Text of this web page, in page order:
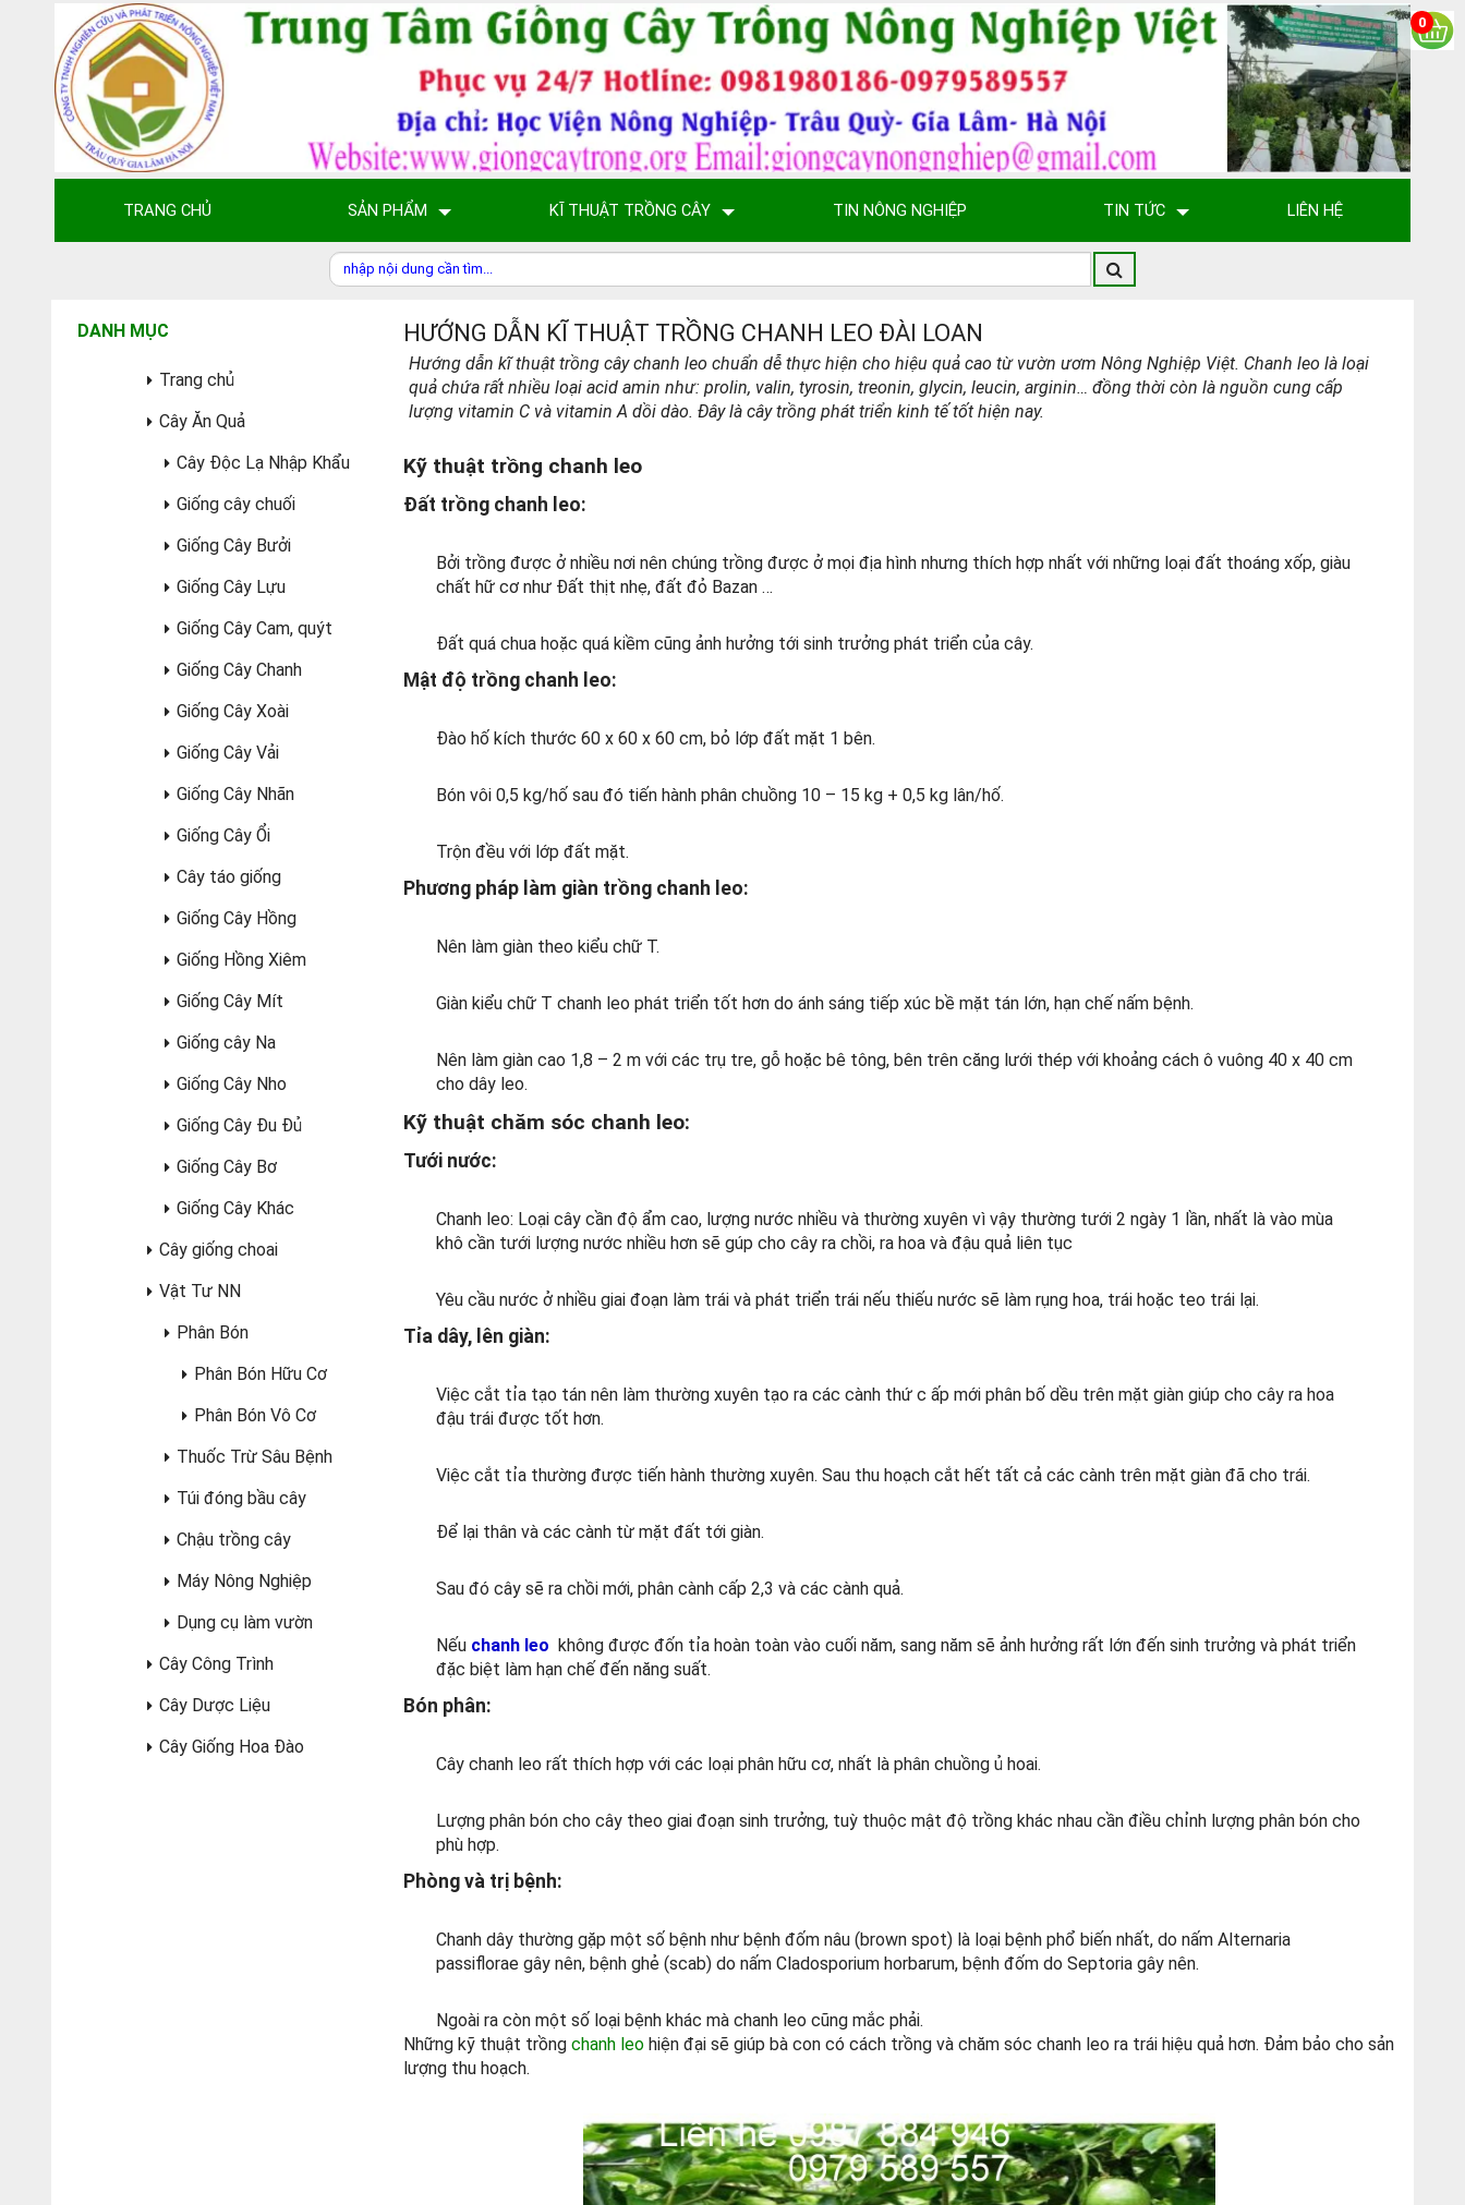
TRANG CHỦ SẢN PHẨM KĨ THUẬT TRỒNG CÂY TIN NÔNG NGHIỆP TIN TỨC LIÊN HỆ
0
DANH MỤC
Trang chủ
Cây Ăn Quả
Cây Độc Lạ Nhập Khẩu
Giống cây chuối
Giống Cây Bưởi
Giống Cây Lựu
Giống Cây Cam, quýt
Giống Cây Chanh
Giống Cây Xoài
Giống Cây Vải
Giống Cây Nhãn
Giống Cây Ổi
Cây táo giống
Giống Cây Hồng
Giống Hồng Xiêm
Giống Cây Mít
Giống cây Na
Giống Cây Nho
Giống Cây Đu Đủ
Giống Cây Bơ
Giống Cây Khác
Cây giống choai
Vật Tư NN
Phân Bón
Phân Bón Hữu Cơ
Phân Bón Vô Cơ
Thuốc Trừ Sâu Bệnh
Túi đóng bầu cây
Chậu trồng cây
Máy Nông Nghiệp
Dụng cụ làm vườn
Cây Công Trình
Cây Dược Liệu
Cây Giống Hoa Đào
HƯỚNG DẪN KĨ THUẬT TRỒNG CHANH LEO ĐÀI LOAN
Hướng dẫn kĩ thuật trồng cây chanh leo chuẩn dễ thực hiện cho hiệu quả cao từ vườn ươm Nông Nghiệp Việt. Chanh leo là loại
quả chứa rất nhiều loại acid amin như: prolin, valin, tyrosin, treonin, glycin, leucin, arginin… đồng thời còn là nguồn cung cấp
lượng vitamin C và vitamin A dồi dào. Đây là cây trồng phát triển kinh tế tốt hiện nay.
Kỹ thuật trồng chanh leo
Đất trồng chanh leo:
Bởi trồng được ở nhiều nơi nên chúng trồng được ở mọi địa hình nhưng thích hợp nhất với những loại đất thoáng xốp, giàu
chất hữ cơ như Đất thịt nhẹ, đất đỏ Bazan …
Đất quá chua hoặc quá kiềm cũng ảnh hưởng tới sinh trưởng phát triển của cây.
Mật độ trồng chanh leo:
Đào hố kích thước 60 x 60 x 60 cm, bỏ lớp đất mặt 1 bên.
Bón vôi 0,5 kg/hố sau đó tiến hành phân chuồng 10 – 15 kg + 0,5 kg lân/hố.
Trộn đều với lớp đất mặt.
Phương pháp làm giàn trồng chanh leo:
Nên làm giàn theo kiểu chữ T.
Giàn kiểu chữ T chanh leo phát triển tốt hơn do ánh sáng tiếp xúc bề mặt tán lớn, hạn chế nấm bệnh.
Nên làm giàn cao 1,8 – 2 m với các trụ tre, gỗ hoặc bê tông, bên trên căng lưới thép với khoảng cách ô vuông 40 x 40 cm
cho dây leo.
Kỹ thuật chăm sóc chanh leo:
Tưới nước:
Chanh leo: Loại cây cần độ ẩm cao, lượng nước nhiều và thường xuyên vì vậy thường tưới 2 ngày 1 lần, nhất là vào mùa
khô cần tưới lượng nước nhiều hơn sẽ gúp cho cây ra chồi, ra hoa và đậu quả liên tục
Yêu cầu nước ở nhiều giai đoạn làm trái và phát triển trái nếu thiếu nước sẽ làm rụng hoa, trái hoặc teo trái lại.
Tỉa dây, lên giàn:
Việc cắt tỉa tạo tán nên làm thường xuyên tạo ra các cành thứ c ấp mới phân bố dều trên mặt giàn giúp cho cây ra hoa
đậu trái được tốt hơn.
Việc cắt tỉa thường được tiến hành thường xuyên. Sau thu hoạch cắt hết tất cả các cành trên mặt giàn đã cho trái.
Để lại thân và các cành từ mặt đất tới giàn.
Sau đó cây sẽ ra chồi mới, phân cành cấp 2,3 và các cành quả.
Nếu chanh leo không được đốn tỉa hoàn toàn vào cuối năm, sang năm sẽ ảnh hưởng rất lớn đến sinh trưởng và phát triển
đặc biệt làm hạn chế đến năng suất.
Bón phân:
Cây chanh leo rất thích hợp với các loại phân hữu cơ, nhất là phân chuồng ủ hoai.
Lượng phân bón cho cây theo giai đoạn sinh trưởng, tuỳ thuộc mật độ trồng khác nhau cần điều chỉnh lượng phân bón cho
phù hợp.
Phòng và trị bệnh:
Chanh dây thường gặp một số bệnh như bệnh đốm nâu (brown spot) là loại bệnh phổ biến nhất, do nấm Alternaria
passiflorae gây nên, bệnh ghẻ (scab) do nấm Cladosporium horbarum, bệnh đốm do Septoria gây nên.
Ngoài ra còn một số loại bệnh khác mà chanh leo cũng mắc phải.
Những kỹ thuật trồng chanh leo hiện đại sẽ giúp bà con có cách trồng và chăm sóc chanh leo ra trái hiệu quả hơn. Đảm bảo cho sản
lượng thu hoạch.